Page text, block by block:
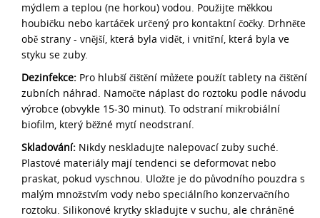
mýdlem a teplou (ne horkou) vodou. Použijte měkkou
houbičku nebo kartáček určený pro kontaktní čočky. Drhněte
obě strany - vnější, která byla vidět, i vnitřní, která byla ve
styku se zuby.
Dezinfekce: Pro hlubší čištění můžete použít tablety na čištění
zubních náhrad. Namočte náplast do roztoku podle návodu
výrobce (obvykle 15-30 minut). To odstraní mikrobiální
biofilm, který běžné mytí neodstraní.
Skladování: Nikdy neskladujte nalepovací zuby suché.
Plastové materiály mají tendenci se deformovat nebo
praskat, pokud vyschnou. Uložte je do původního pouzdra s
malým množstvím vody nebo speciálního konzervačního
roztoku. Silikonové krytky skladujte v suchu, ale chráněné